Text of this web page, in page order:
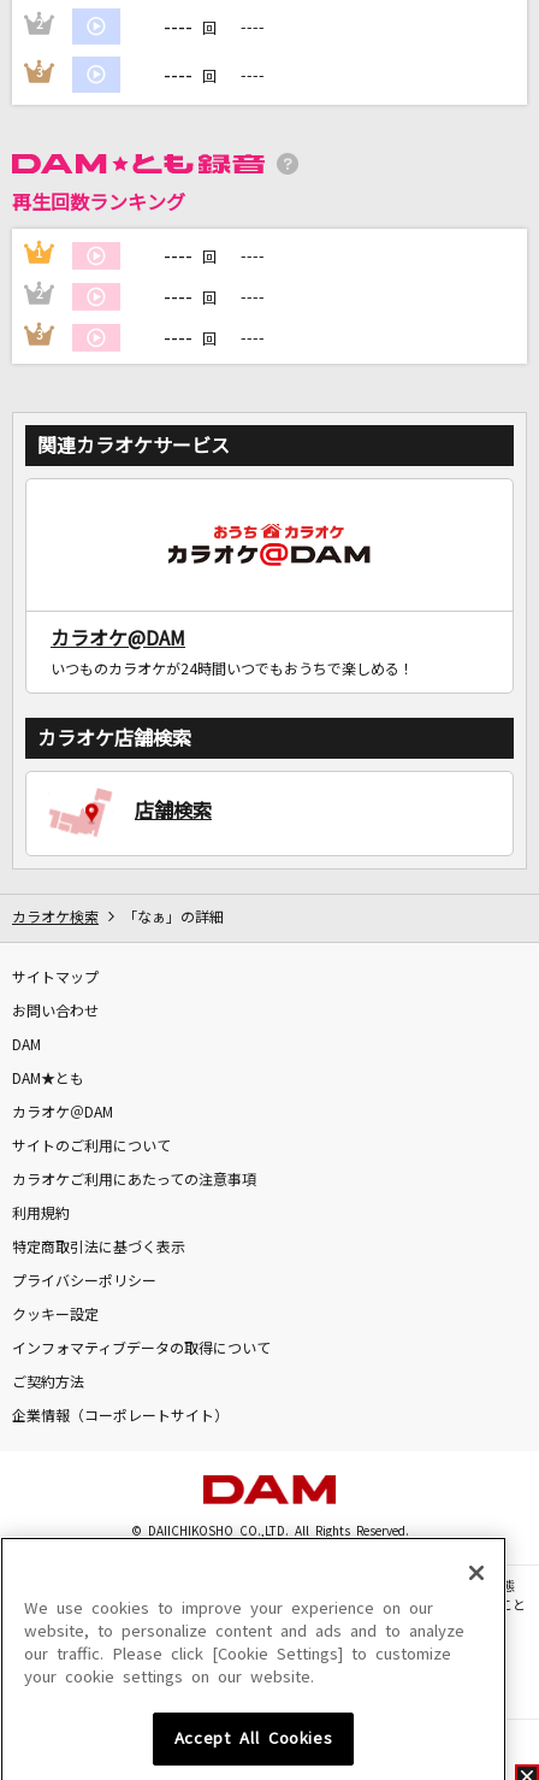
DAMの新曲・ランキングなど
DAMに会員登録・ログインして
カラオケをもっと楽しもう！
2 ---- 回 ----
3 ---- 回 ----
再生回数ランキング
1 ---- 回 ----
2 ---- 回 ----
3 ---- 回 ----
関連カラオケサービス
カラオケ@DAM
いつものカラオケが24時間いつでもおうちで楽しめる！
カラオケ店舗検索
店舗検索
カラオケ検索 「なぁ」の詳細
サイトマップ
お問い合わせ
DAM
DAM★とも
カラオケ＠DAM
サイトのご利用について
カラオケご利用にあたっての注意事項
利用規約
特定商取引法に基づく表示
プライバシーポリシー
クッキー設定
インフォマティブデータの取得について
ご契約方法
企業情報（コーポレートサイト）
© DAIICHIKOSHO CO.,LTD. All Rights Reserved.
このサイトに掲載されている一切の文章・画像・写真・動画・音声等を、手段や形態
を問わず、著作権法の定める範囲を超えて無断で複製、転載、ファイル化などすること
を禁じます。
楽曲及びコンテンツは、機種によりご利用いただけない場合があります。
楽曲及びコンテンツの配信日、配信内容が変更になる場合があります。
We use cookies to improve your experience on our
website, to personalize content and ads and to analyze
our traffic. Please click [Cookie Settings] to customize
your cookie settings on our website.
Accept All Cookies